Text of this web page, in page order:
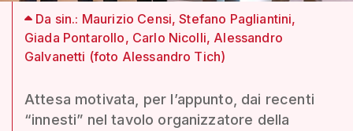
Da sin.: Maurizio Censi, Stefano Pagliantini,
Giada Pontarollo, Carlo Nicolli, Alessandro
Galvanetti (foto Alessandro Tich)
Attesa motivata, per l’appunto, dai recenti
“innesti” nel tavolo organizzatore della